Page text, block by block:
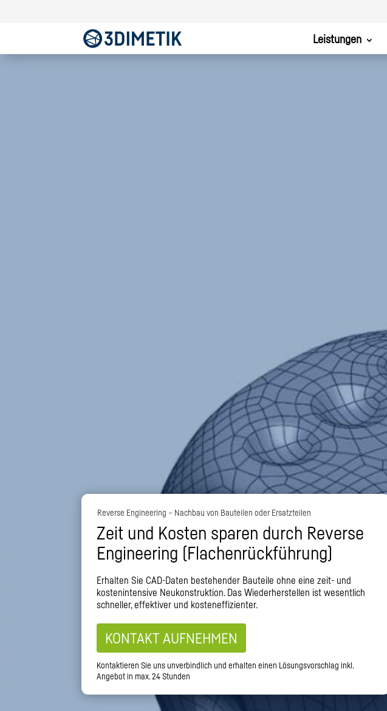
Leistungen
Reverse Engineering – Nachbau von Bauteilen oder Ersatzteilen
Zeit und Kosten sparen durch Reverse
Engineering (Flachenrückführung)
Erhalten Sie CAD-Daten bestehender Bauteile ohne eine zeit- und
kostenintensive Neukonstruktion. Das Wiederherstellen ist wesentlich
schneller, effektiver und kosteneffizienter.
KONTAKT AUFNEHMEN
Kontaktieren Sie uns unverbindlich und erhalten einen Lösungsvorschlag inkl.
Angebot in max. 24 Stunden